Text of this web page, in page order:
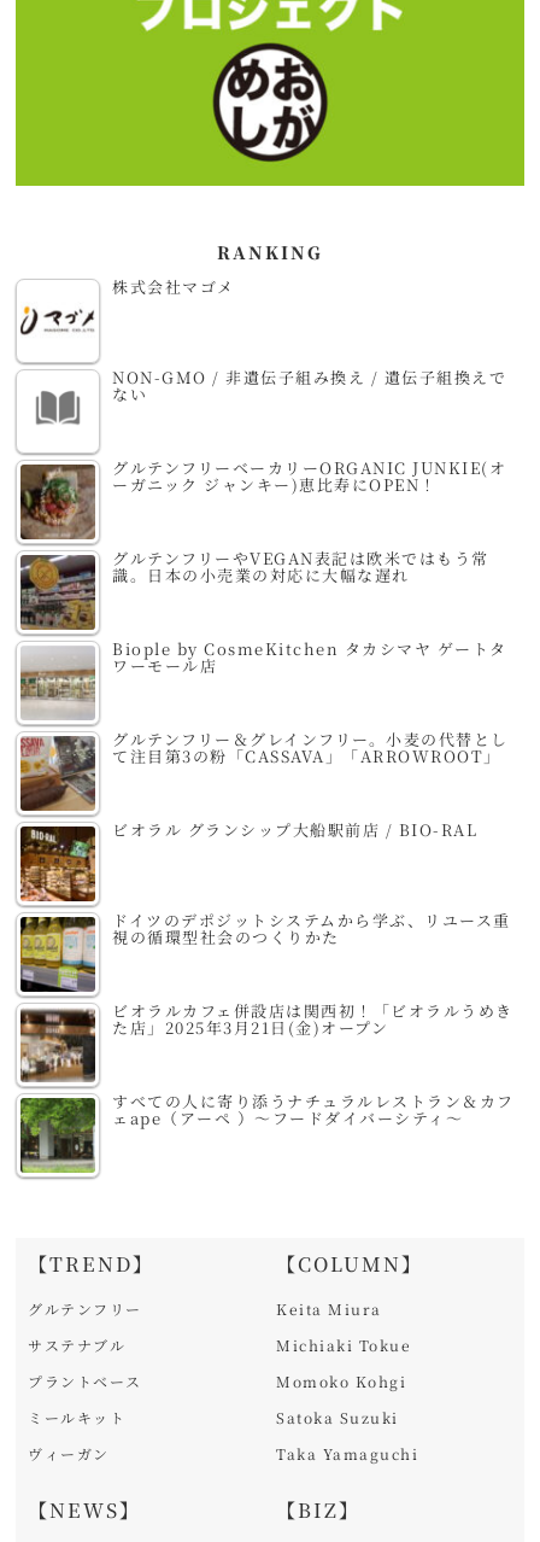
RANKING
株式会社マゴメ
NON-GMO / 非遺伝子組み換え / 遺伝子組換えで
ない
グルテンフリーベーカリーORGANIC JUNKIE(オ
ーガニック ジャンキー)恵比寿にOPEN！
グルテンフリーやVEGAN表記は欧米ではもう常
識。日本の小売業の対応に大幅な遅れ
Biople by CosmeKitchen タカシマヤ ゲートタ
ワーモール店
グルテンフリー＆グレインフリー。小麦の代替とし
て注目第3の粉「CASSAVA」「ARROWROOT」
ビオラル グランシップ大船駅前店 / BIO-RAL
ドイツのデポジットシステムから学ぶ、リユース重
視の循環型社会のつくりかた
ビオラルカフェ併設店は関西初！「ビオラルうめき
た店」2025年3月21日(金)オープン
すべての人に寄り添うナチュラルレストラン＆カフ
ェape（アーペ ）～フードダイバーシティ～
【TREND】
グルテンフリー
サステナブル
プラントベース
ミールキット
ヴィーガン
【NEWS】
【COLUMN】
Keita Miura
Michiaki Tokue
Momoko Kohgi
Satoka Suzuki
Taka Yamaguchi
【BIZ】